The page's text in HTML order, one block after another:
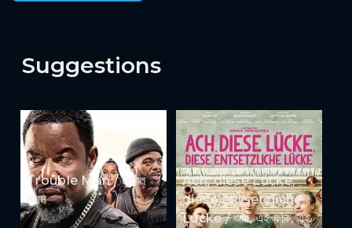
Suggestions
Trouble Man / ট্রাবল
ম্যান
Ach, diese Lücke,
diese entsetzliche
Lücke / আহ, এই ফাঁক, এই